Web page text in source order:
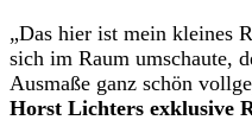
„Das hier ist mein kleines
sich im Raum umschaute,
Ausmaße ganz schön
Horst Lichters exklusive